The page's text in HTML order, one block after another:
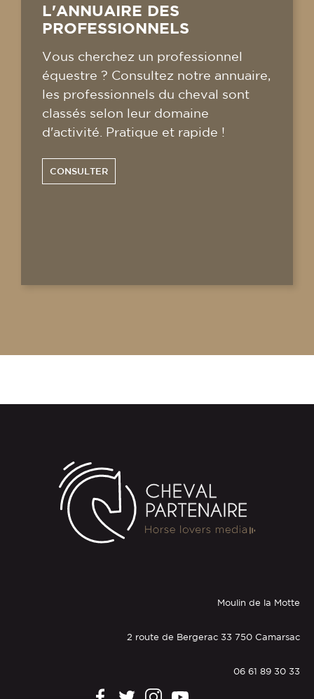
L'ANNUAIRE DES
PROFESSIONNELS
Vous cherchez un professionnel
équestre ? Consultez notre annuaire,
les professionnels du cheval sont
classés selon leur domaine
d'activité. Pratique et rapide !
CONSULTER
Moulin de la Motte
2 route de Bergerac 33 750 Camarsac
06 61 89 30 33